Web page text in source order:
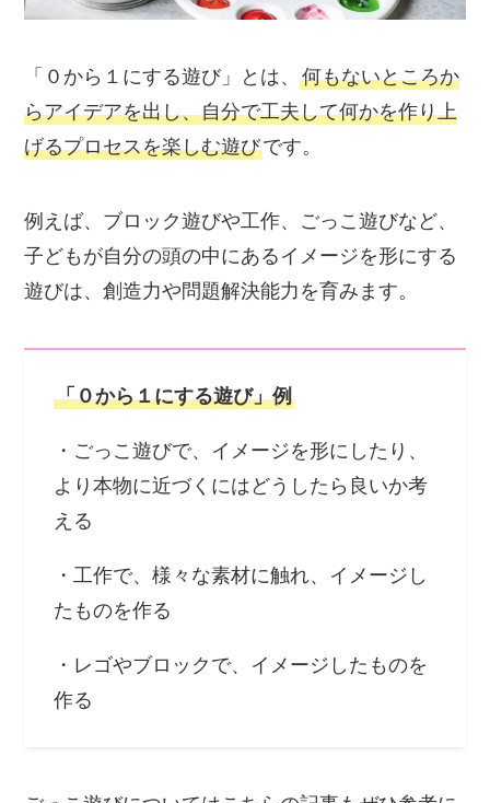
「０から１にする遊び」とは、何もないところか
らアイデアを出し、自分で工夫して何かを作り上
げるプロセスを楽しむ遊びです。
例えば、ブロック遊びや工作、ごっこ遊びなど、
子どもが自分の頭の中にあるイメージを形にする
遊びは、創造力や問題解決能力を育みます。
「０から１にする遊び」例
・ごっこ遊びで、イメージを形にしたり、
より本物に近づくにはどうしたら良いか考
える
・工作で、様々な素材に触れ、イメージし
たものを作る
・レゴやブロックで、イメージしたものを
作る